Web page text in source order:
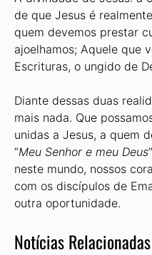
de que Jesus é
quem devemos prestar
ajoelhamos; Aquele que
Escrituras, o ungido de
Diante dessas duas
mais nada. Que
unidas a Jesus, a quem
“Meu Senhor e meu Deus
neste mundo, nossos
com os discípulos de
outra oportunidade.
Notícias Relacionadas